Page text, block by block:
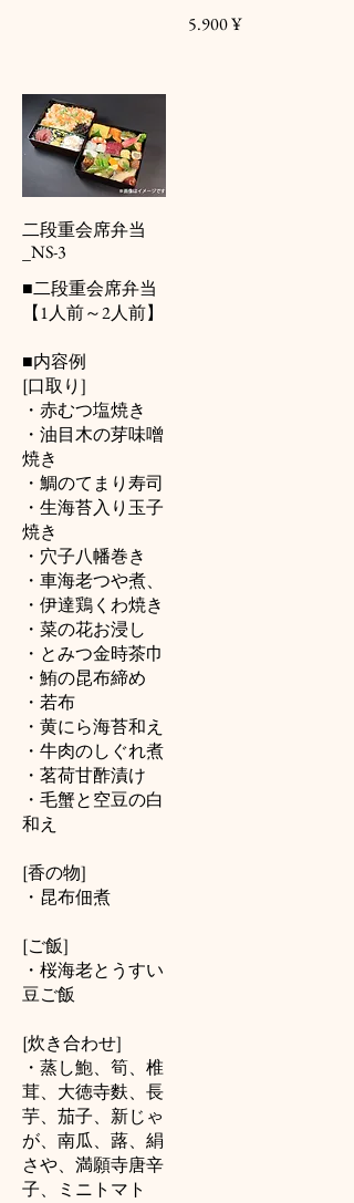
5.900 ¥
二段重会席弁当
_NS-3
■二段重会席弁当
【1人前～2人前】
■内容例
[口取り]
・赤むつ塩焼き
・油目木の芽味噌
焼き
・鯛のてまり寿司
・生海苔入り玉子
焼き
・穴子八幡巻き
・車海老つや煮、
・伊達鶏くわ焼き
・菜の花お浸し
・とみつ金時茶巾
・鮪の昆布締め
・若布
・黄にら海苔和え
・牛肉のしぐれ煮
・茗荷甘酢漬け
・毛蟹と空豆の白
和え
[香の物]
・昆布佃煮
[ご飯]
・桜海老とうすい
豆ご飯
[炊き合わせ]
・蒸し鮑、筍、椎
茸、大徳寺麩、長
芋、茄子、新じゃ
が、南瓜、蕗、絹
さや、満願寺唐辛
子、ミニトマト